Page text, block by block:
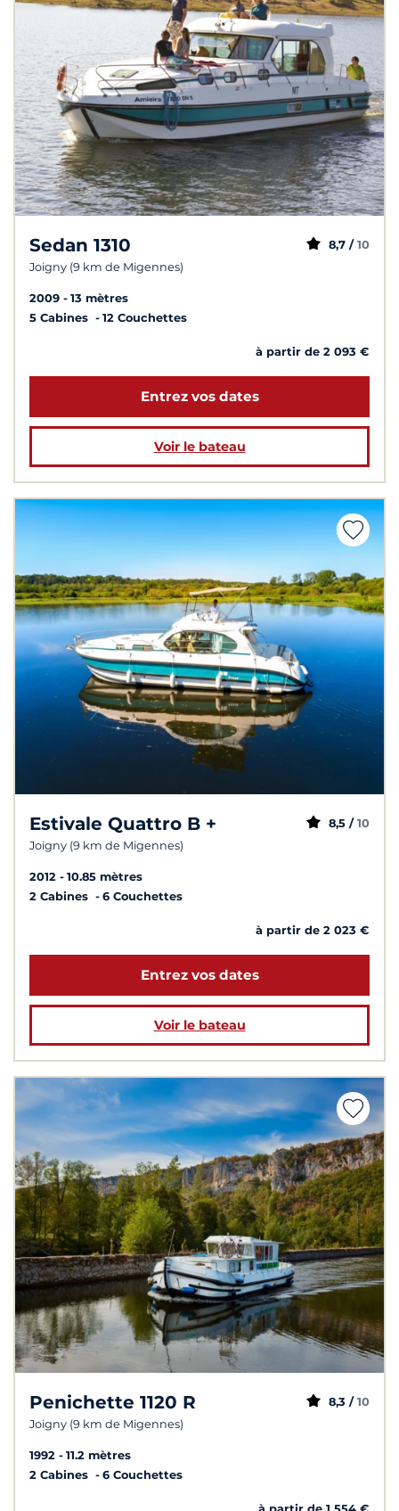
Sedan 1310
Joigny (9 km de Migennes)
8,7 / 10
2009
13 mètres
5 Cabines
12 Couchettes
à partir de 2 093 €
Entrez vos dates
Voir le bateau
Estivale Quattro B +
Joigny (9 km de Migennes)
8,5 / 10
2012
10.85 mètres
2 Cabines
6 Couchettes
à partir de 2 023 €
Entrez vos dates
Voir le bateau
Penichette 1120 R
Joigny (9 km de Migennes)
8,3 / 10
1992
11.2 mètres
2 Cabines
6 Couchettes